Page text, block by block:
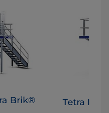
Brik® Tetra